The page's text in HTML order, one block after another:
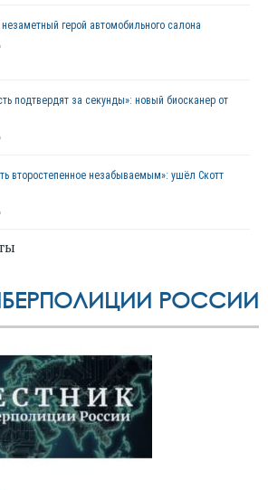
герой автомобильного салона
подтвердят за секунды»: новый биосканер от
второстепенное незабываемым»: ушёл Скотт
РОССИИ